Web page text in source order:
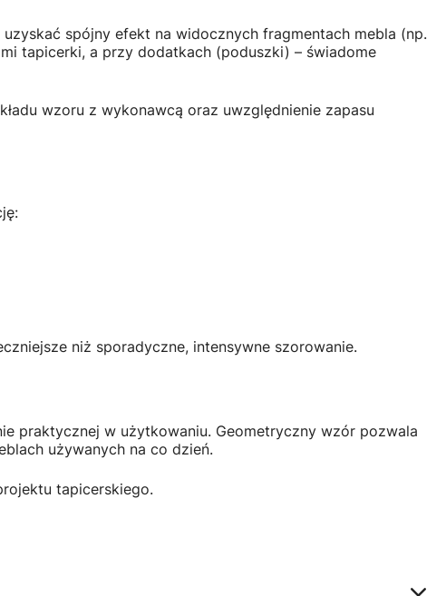
spójny efekt na widocznych fragmentach mebla (np.
tapicerki, a przy dodatkach (poduszki) – świadome
wzoru z wykonawcą oraz uwzględnienie zapasu
niż sporadyczne, intensywne szorowanie.
praktycznej w użytkowaniu. Geometryczny wzór pozwala
używanych na co dzień.
tapicerskiego.